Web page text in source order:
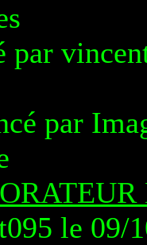
par
par
le 09/